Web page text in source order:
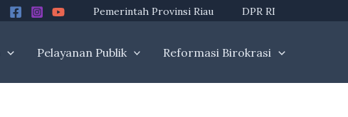
Pemerintah Provinsi Riau DPR RI
Pelayanan Publik Reformasi Birokrasi